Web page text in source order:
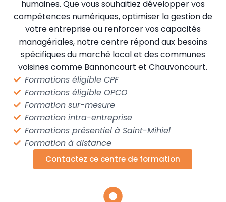
humaines. Que vous souhaitiez développer vos
compétences numériques, optimiser la gestion de
votre entreprise ou renforcer vos capacités
managériales, notre centre répond aux besoins
spécifiques du marché local et des communes
voisines comme Bannoncourt et Chauvoncourt.
Formations éligible CPF
Formations éligible OPCO
Formation sur-mesure
Formation intra-entreprise
Formations présentiel à Saint-Mihiel
Formation à distance
Contactez ce centre de formation